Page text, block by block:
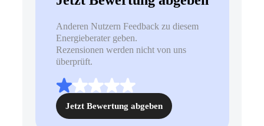
Anderen Nutzern Feedback zu diesem
Energieberater geben.
Rezensionen werden nicht von uns
überprüft.
Jetzt Bewertung abgeben